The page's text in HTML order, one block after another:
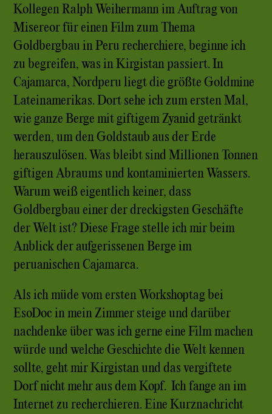
Kollegen Ralph Weihermann im Auftrag von
Misereor für einen Film zum Thema
Goldbergbau in Peru recherchiere, beginne ich
zu begreifen, was in Kirgistan passiert. In
Cajamarca, Nordperu liegt die größte Goldmine
Lateinamerikas. Dort sehe ich zum ersten Mal,
wie ganze Berge mit giftigem Zyanid getränkt
werden, um den Goldstaub aus der Erde
herauszulösen. Was bleibt sind Millionen Tonnen
giftigen Abraums und kontaminierten Wassers.
Warum weiß eigentlich keiner, dass
Goldbergbau einer der dreckigsten Geschäfte
der Welt ist? Diese Frage stelle ich mir beim
Anblick der aufgerissenen Berge im
peruanischen Cajamarca.
Als ich müde vom ersten Workshoptag bei
EsoDoc in mein Zimmer steige und darüber
nachdenke über was ich gerne eine Film machen
würde und welche Geschichte die Welt kennen
sollte, geht mir Kirgistan und das vergiftete
Dorf nicht mehr aus dem Kopf. Ich fange an im
Internet zu recherchieren. Eine Kurznachricht